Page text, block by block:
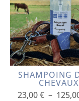
SHAMPOING
CHEVAUX
23,00€ –